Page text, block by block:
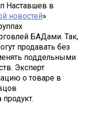
Наставшев в
новостей»
БАДами. Так,
продавать без
поддельными
Эксперт
о товаре в